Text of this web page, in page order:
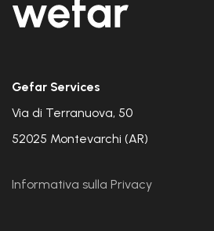
Gefar Services
Via di Terranuova, 50
52025 Montevarchi (AR)
Informativa sulla Privacy